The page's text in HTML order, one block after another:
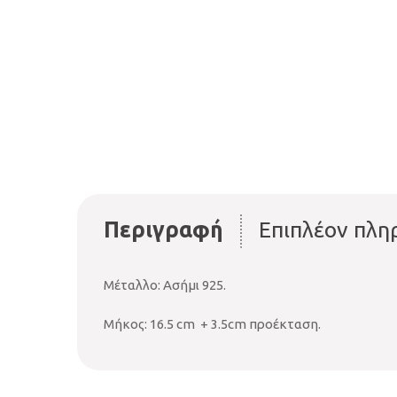
Περιγραφή Επιπλέον
Μέταλλο: Ασήμι 925.
Μήκος: 16.5 cm + 3.5cm προέκταση.